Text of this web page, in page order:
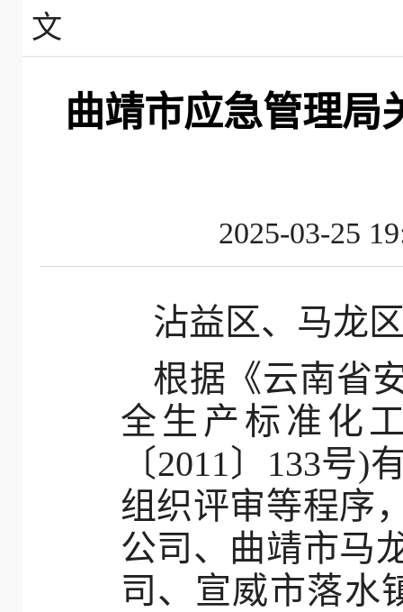
文
曲靖市应急管理局
2025-03-25
沾益区、马龙
根据《云南省
全生产标准化
〔2011〕133号
组织评审等程序
公司、曲靖市马
司、宣威市落水